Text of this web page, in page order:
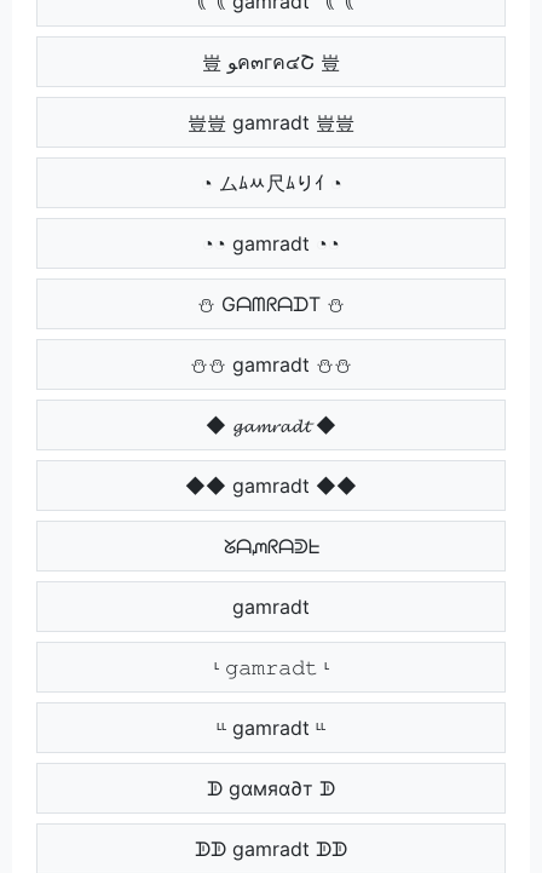
豈 ﻮค๓гค๔Շ 豈
豈豈 gamradt 豈豈
◔ ムﾑﾶ尺ﾑりｲ ◔
◔◔ gamradt ◔◔
⛄ GᗩᗰᖇᗩᗪT ⛄
⛄⛄ gamradt ⛄⛄
◆ 𝓰𝓪𝓶𝓻𝓪𝓭𝓽 ◆
◆◆ gamradt ◆◆
‍ ᘜᗩᘻᖇᗩᕲᖶ ‍
‍‍ gamradt ‍‍
ᶫ 𝚐𝚊𝚖𝚛𝚊𝚍𝚝 ᶫ
ᶫᶫ gamradt ᶫᶫ
ᗫ gαмяα∂т ᗫ
ᗫᗫ gamradt ᗫᗫ